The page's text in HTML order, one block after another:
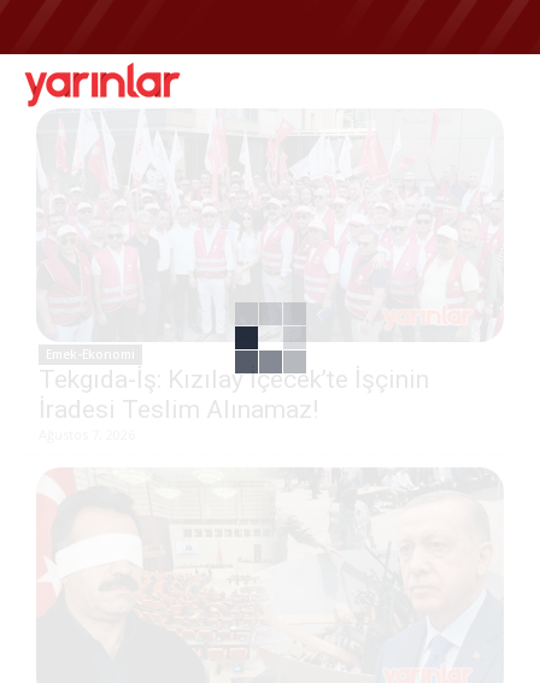
Tekgıda-İş: Kızılay İçecek’te İşçinin
İradesi Teslim Alınamaz!